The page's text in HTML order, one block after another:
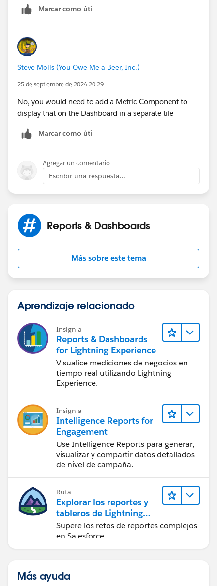
Marcar como útil
Steve Molis (You Owe Me a Beer, Inc.)
25 de septiembre de 2024 20:29
No, you would need to add a Metric Component to
display that on the Dashboard in a separate tile
Marcar como útil
Agregar un comentario
Escribir una respuesta...
Reports & Dashboards
Más sobre este tema
Aprendizaje relacionado
Insignia
Reports & Dashboards
for Lightning Experience
Visualice mediciones de negocios en
tiempo real utilizando Lightning
Experience.
Insignia
Intelligence Reports for
Engagement
Use Intelligence Reports para generar,
visualizar y compartir datos detallados
de nivel de campaña.
Ruta
Explorar los reportes y
tableros de Lightning
Experience
Supere los retos de reportes complejos
en Salesforce.
Más ayuda